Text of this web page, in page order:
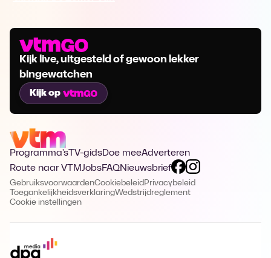
Kijk live, uitgesteld of gewoon lekker
bingewatchen
Kijk op
Programma's TV-gidsDoe meeAdverteren
Route naar VTMJobsFAQNieuwsbrief
GebruiksvoorwaardenCookiebeleid Privacybeleid
ToegankelijkheidsverklaringWedstrijdreglement
Cookie instellingen